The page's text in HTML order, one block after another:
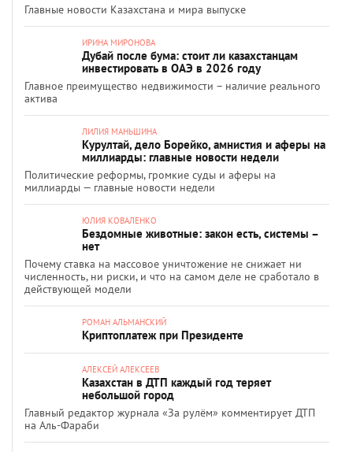
Главные новости Казахстана и мира выпуске
ИРИНА МИРОНОВА
Дубай после бума: стоит ли казахстанцам
инвестировать в ОАЭ в 2026 году
Главное преимущество недвижимости – наличие реального
актива
ЛИЛИЯ МАНЬШИНА
Курултай, дело Борейко, амнистия и аферы на
миллиарды: главные новости недели
Политические реформы, громкие суды и аферы на
миллиарды — главные новости недели
ЮЛИЯ КОВАЛЕНКО
Бездомные животные: закон есть, системы –
нет
Почему ставка на массовое уничтожение не снижает ни
численность, ни риски, и что на самом деле не сработало в
действующей модели
РОМАН АЛЬМАНСКИЙ
Криптоплатеж при Президенте
АЛЕКСЕЙ АЛЕКСЕЕВ
Казахстан в ДТП каждый год теряет
небольшой город
Главный редактор журнала «За рулём» комментирует ДТП
на Аль-Фараби